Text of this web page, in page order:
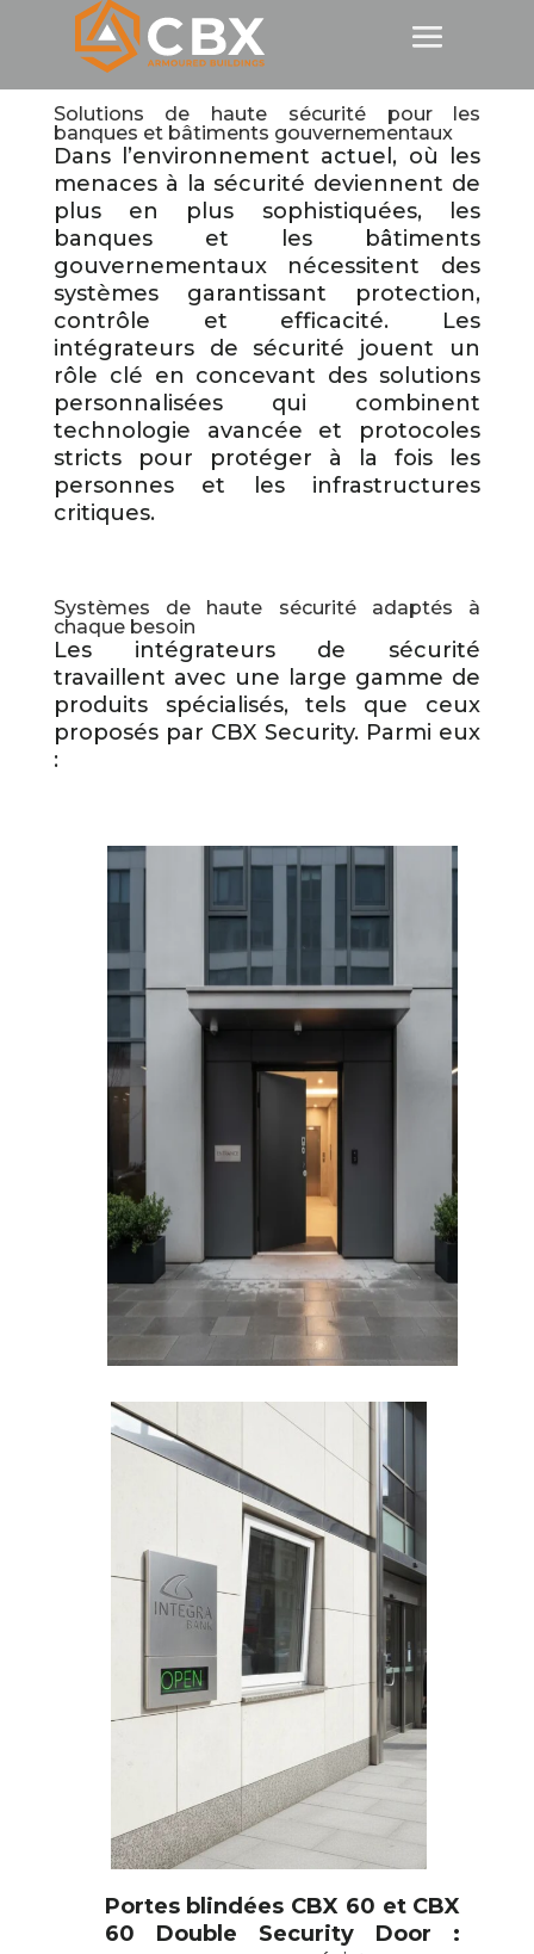
Solutions de haute sécurité pour les
banques et bâtiments gouvernementaux
Dans l’environnement actuel, où les
menaces à la sécurité deviennent de
plus en plus sophistiquées, les
banques et les bâtiments
gouvernementaux nécessitent des
systèmes garantissant protection,
contrôle et efficacité. Les
intégrateurs de sécurité jouent un
rôle clé en concevant des solutions
personnalisées qui combinent
technologie avancée et protocoles
stricts pour protéger à la fois les
personnes et les infrastructures
critiques.
Systèmes de haute sécurité adaptés à
chaque besoin
Les intégrateurs de sécurité
travaillent avec une large gamme de
produits spécialisés, tels que ceux
proposés par CBX Security. Parmi eux
:
Portes blindées CBX 60 et CBX
60 Double Security Door :